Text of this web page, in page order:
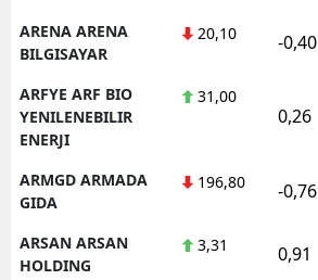
ARENA ARENA
BILGISAYAR
20,10 -0,40
ARFYE ARF BIO
YENILENEBILIR
ENERJI
31,00
0,26
ARMGD ARMADA
GIDA
196,80 -0,76
ARSAN ARSAN
HOLDING
3,31 0,91